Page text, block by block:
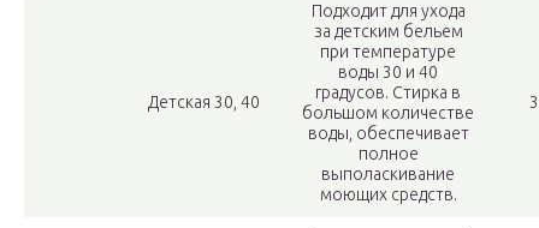
Детская 30, 40
Подходит для ухода
за детским бельем
при температуре
воды 30 и 40
градусов. Стирка в
большом количестве
воды, обеспечивает
полное
выполаскивание
моющих средств.